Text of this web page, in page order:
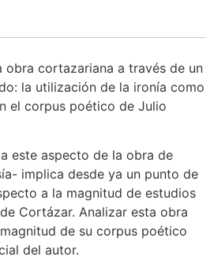
obra cortazariana a través de un
la utilización de la ironía como
el corpus poético de Julio
este aspecto de la obra de
implica desde ya un punto de
a la magnitud de estudios
Cortázar. Analizar esta obra
de su corpus poético
del autor.